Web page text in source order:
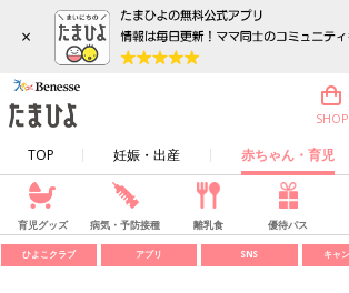
×
TOP 妊娠・出産 赤ちゃん・育児
SHOP
育児グッズ 病気・予防接種 離乳食 優待パス
ひよこクラブ アプリ SNS キャ